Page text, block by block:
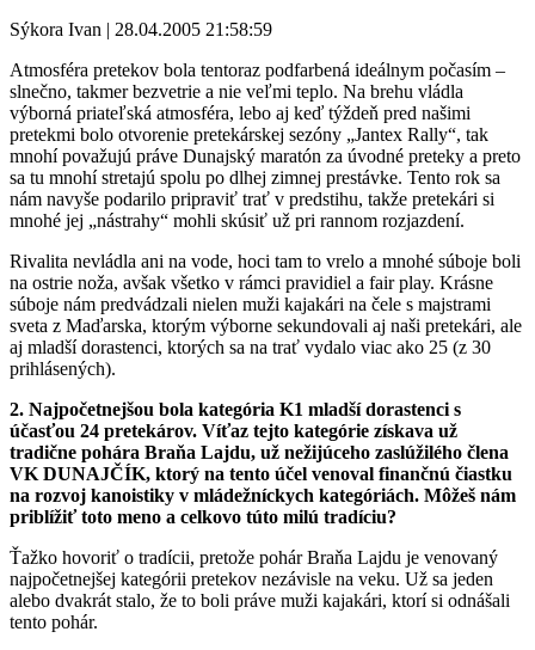
Sýkora Ivan | 28.04.2005 21:58:59
Atmosféra pretekov bola tentoraz podfarbená ideálnym počasím –
slnečno, takmer bezvetrie a nie veľmi teplo. Na brehu vládla
výborná priateľská atmosféra, lebo aj keď týždeň pred našimi
pretekmi bolo otvorenie pretekárskej sezóny „Jantex Rally“, tak
mnohí považujú práve Dunajský maratón za úvodné preteky a preto
sa tu mnohí stretajú spolu po dlhej zimnej prestávke. Tento rok sa
nám navyše podarilo pripraviť trať v predstihu, takže pretekári si
mnohé jej „nástrahy“ mohli skúsiť už pri rannom rozjazdení.
Rivalita nevládla ani na vode, hoci tam to vrelo a mnohé súboje boli
na ostrie noža, avšak všetko v rámci pravidiel a fair play. Krásne
súboje nám predvádzali nielen muži kajakári na čele s majstrami
sveta z Maďarska, ktorým výborne sekundovali aj naši pretekári, ale
aj mladší dorastenci, ktorých sa na trať vydalo viac ako 25 (z 30
prihlásených).
2. Najpočetnejšou bola kategória K1 mladší dorastenci s
účasťou 24 pretekárov. Víťaz tejto kategórie získava už
tradične pohára Braňa Lajdu, už nežijúceho zaslúžilého člena
VK DUNAJČÍK, ktorý na tento účel venoval finančnú čiastku
na rozvoj kanoistiky v mládežníckych kategóriách. Môžeš nám
priblížiť toto meno a celkovo túto milú tradíciu?
Ťažko hovoriť o tradícii, pretože pohár Braňa Lajdu je venovaný
najpočetnejšej kategórii pretekov nezávisle na veku. Už sa jeden
alebo dvakrát stalo, že to boli práve muži kajakári, ktorí si odnášali
tento pohár.